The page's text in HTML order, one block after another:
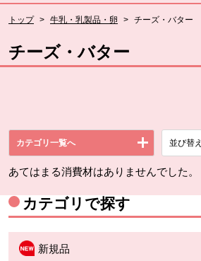
トップ > 牛乳・乳製品・卵 > チーズ・バター
チーズ・バター
カテゴリ一覧へ 並び替え
あてはまる消費材はありませんでした。
カテゴリで探す
新規品